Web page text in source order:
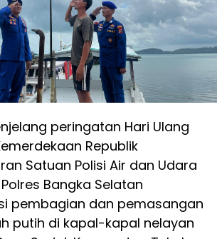
peringatan Hari Ulang
Republik
Satuan Polisi Air dan Udara
Bangka Selatan
pembagian dan pemasangan
putih di kapal-kapal nelayan